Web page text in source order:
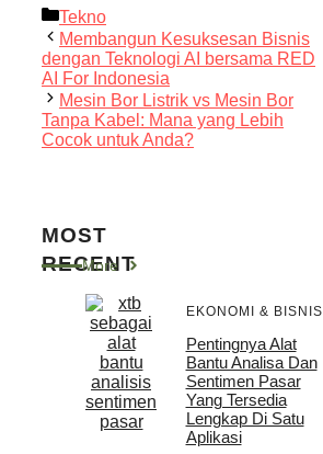
Kategori
Tekno
Membangun Kesuksesan Bisnis
dengan Teknologi AI bersama RED
AI For Indonesia
Mesin Bor Listrik vs Mesin Bor
Tanpa Kabel: Mana yang Lebih
Cocok untuk Anda?
MOST
RECENT
More
EKONOMI & BISNIS
Pentingnya Alat
Bantu Analisa Dan
Sentimen Pasar
Yang Tersedia
Lengkap Di Satu
Aplikasi